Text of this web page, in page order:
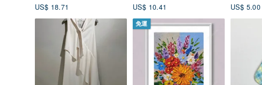
US$ 18.71
US$ 10.41
US$ 5.00
免運